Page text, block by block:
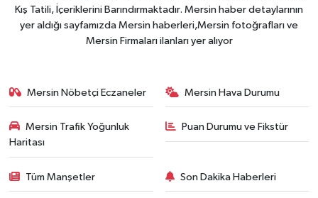
Kış Tatili, İçeriklerini Barındırmaktadır. Mersin haber detaylarının
yer aldığı sayfamızda Mersin haberleri,Mersin fotoğrafları ve
Mersin Firmaları ilanları yer alıyor
Mersin Nöbetçi Eczaneler Mersin Hava Durumu
Mersin Trafik Yoğunluk
Haritası
Puan Durumu ve Fikstür
Tüm Manşetler Son Dakika Haberleri